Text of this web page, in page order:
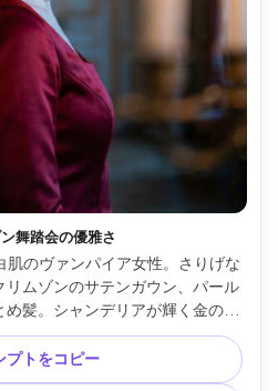
舞踏会の優雅さ
肌のヴァンパイア女性。さりげな
リムゾンのサテンガウン、パール
髪。シャンデリアが輝く金の舞
キー＋クールな影。Canon EOS
アップ、やや3/4アングル、ロマ
。リアルな肌質、自然なシャド
プトをコピー